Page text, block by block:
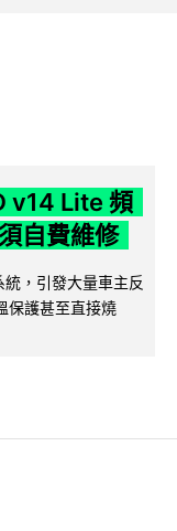
v14 Lite 頻
自費維修
，引發大量車主反
保護甚至直接燒